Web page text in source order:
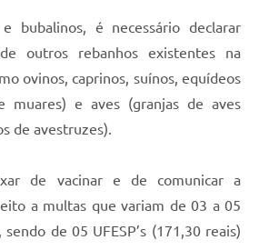
bubalinos, é necessário declarar
outros rebanhos existentes na
ovinos, caprinos, suínos, equídeos
muares) e aves (granjas de aves
de avestruzes).
de vacinar e de comunicar a
a multas que variam de 03 a 05
sendo de 05 UFESP’s (171,30 reais)